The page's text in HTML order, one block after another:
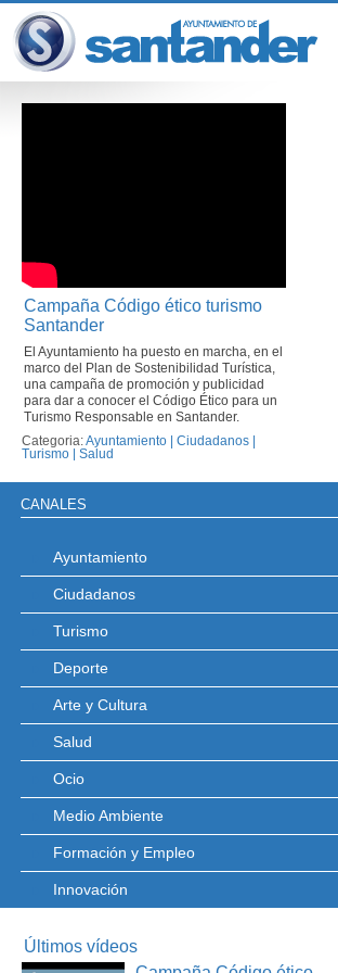
Campaña Código ético turismo
Santander
El Ayuntamiento ha puesto en marcha, en el
marco del Plan de Sostenibilidad Turística,
una campaña de promoción y publicidad
para dar a conocer el Código Ético para un
Turismo Responsable en Santander.
Categoria:Ayuntamiento Ciudadanos
Turismo
Salud
CANALES
Ayuntamiento
Ciudadanos
Turismo
Deporte
Arte y Cultura
Salud
Ocio
Medio Ambiente
Formación y Empleo
Innovación
Últimos vídeos